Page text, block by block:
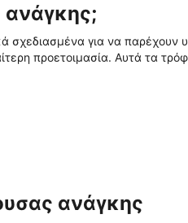
ανάγκης;
για να παρέχουν
προετοιμασία. Αυτά τα
ανάγκης